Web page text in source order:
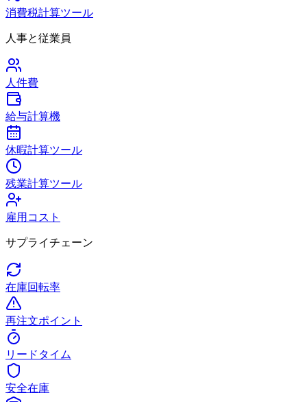
消費税計算ツール
人事と従業員
人件費
給与計算機
休暇計算ツール
残業計算ツール
雇用コスト
サプライチェーン
在庫回転率
再注文ポイント
リードタイム
安全在庫